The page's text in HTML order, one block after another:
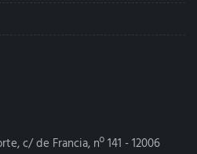
c/ de Francia, nº 141 - 12006